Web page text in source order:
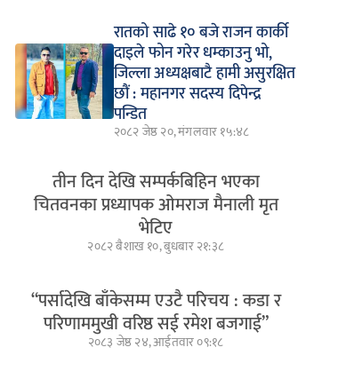
रातको साढे १० बजे राजन कार्की
दाइले फोन गरेर धम्काउनु भो,
जिल्ला अध्यक्षबाटै हामी असुरक्षित
छौं : महानगर सदस्य दिपेन्द्र
पन्डित
२०८२ जेष्ठ २०, मंगलवार १५:४८
तीन दिन देखि सम्पर्कबिहिन भएका
चितवनका प्रध्यापक ओमराज मैनाली मृत
भेटिए
२०८२ बैशाख १०, बुधबार २१:३८
“पर्सादेखि बाँकेसम्म एउटै परिचय : कडा र
परिणाममुखी वरिष्ठ सई रमेश बजगाई”
२०८३ जेष्ठ २४, आईतवार ०९:१८